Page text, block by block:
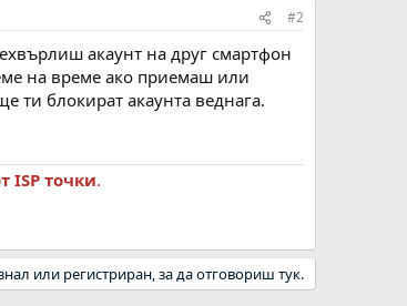
#2
акаунт на друг смартфон
на време ако приемаш или
ти блокират акаунта веднага.
ISP точки.
или регистриран, за да отговориш тук.